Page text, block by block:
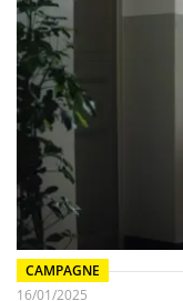
CAMPAGNE
16/01/2025